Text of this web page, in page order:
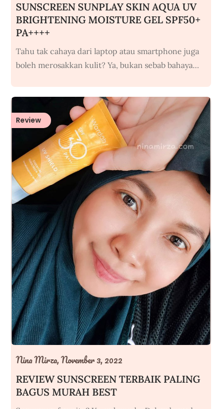
SUNSCREEN SUNPLAY SKIN AQUA UV
BRIGHTENING MOISTURE GEL SPF50+
PA++++
Tahu tak cahaya dari laptop atau smartphone juga
boleh merosakkan kulit? Ya, bukan sebab bahaya…
Review
REVIEW SUNSCREEN TERBAIK PALING
BAGUS MURAH BEST
Nina Mirza,November 3, 2022